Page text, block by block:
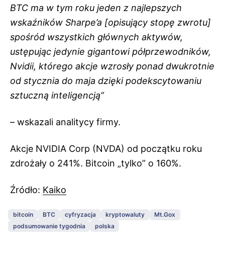
BTC ma w tym roku jeden z najlepszych
wskaźników Sharpe’a [opisujący stopę zwrotu]
spośród wszystkich głównych aktywów,
ustępując jedynie gigantowi półprzewodników,
Nvidii, którego akcje wzrosły ponad dwukrotnie
od stycznia do maja dzięki podekscytowaniu
sztuczną inteligencją”
– wskazali analitycy firmy.
Akcje NVIDIA Corp (NVDA) od początku roku
zdrożały o 241%. Bitcoin „tylko” o 160%.
Źródło: Kaiko
bitcoin BTC cyfryzacja kryptowaluty
Mt.Gox
podsumowanie tygodnia
polska